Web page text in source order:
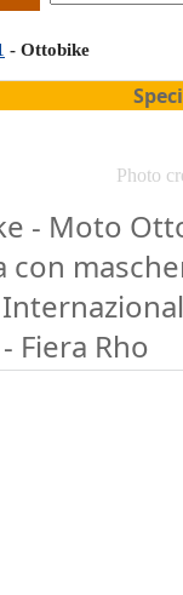
- Ottobike
Photo
- Moto
con
Fiera Rho